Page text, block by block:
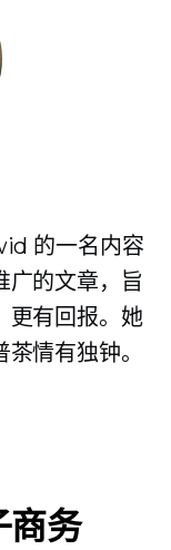
的一名内容
广的文章，旨
更有回报。她
情有独钟。
商务